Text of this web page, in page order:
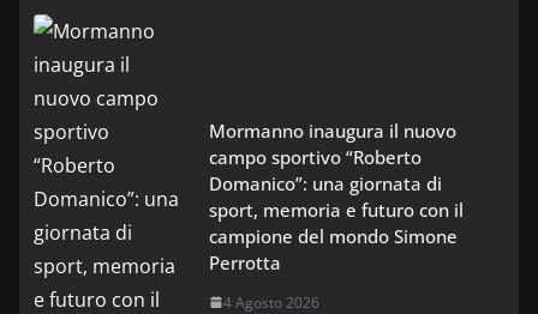
Mormanno inaugura il nuovo
campo sportivo “Roberto
Domanico”: una giornata di
sport, memoria e futuro con il
campione del mondo Simone
Perrotta
4 Agosto 2026